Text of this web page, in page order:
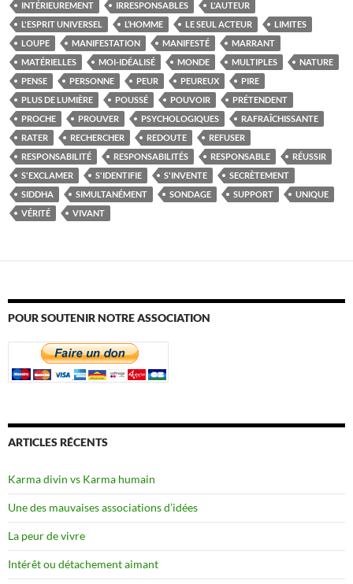
INTÉRIEUREMENT
IRRESPONSABLES
L'AUTEUR
L'ESPRIT UNIVERSEL
L’HOMME LE SEUL ACTEUR
LIMITES
LOUPE
MANIFESTATION MANIFESTÉ
MARRANT
MATÉRIELLES
MOI-IDÉALISÉ MONDE MULTIPLES
NATURE
PENSE
PERSONNE PEUR PEUREUX
PIRE
PLUS DE LUMIÈRE
POUSSÉ POUVOIR
PRÉTENDENT
PROCHE
PROUVER PSYCHOLOGIQUES
RAFRAÎCHISSANTE
RATER
RECHERCHER REDOUTE
REFUSER
RESPONSABILITÉ
RESPONSABILITÉS RESPONSABLE
RÉUSSIR
S'EXCLAMER
S'IDENTIFIE S'INVENTE
SECRÈTEMENT
SIDDHA
SIMULTANÉMENT SONDAGE SUPPORT
UNIQUE
VÉRITÉ
VIVANT
POUR SOUTENIR NOTRE ASSOCIATION
ARTICLES RÉCENTS
Karma divin vs Karma humain
Une des mauvaises associations d’idées
La peur de vivre
Intérêt ou détachement aimant